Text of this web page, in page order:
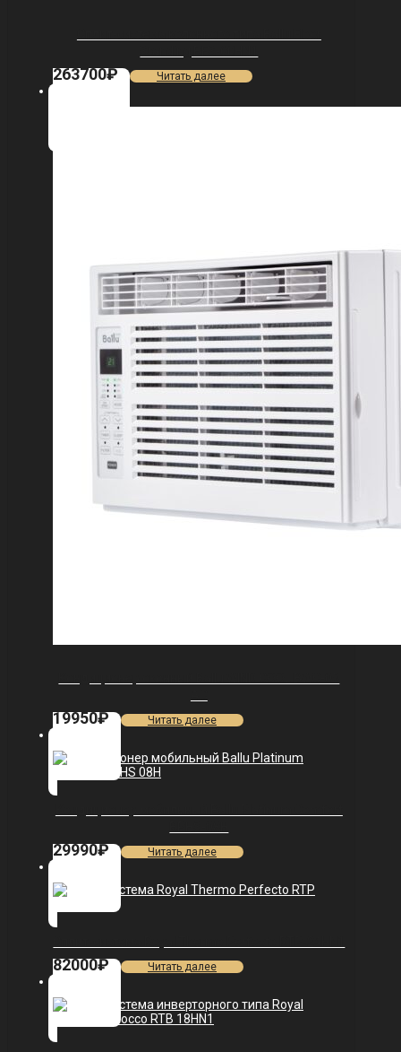
263700₽ Читать далее
19950₽ Читать далее
29990₽ Читать далее
82000₽ Читать далее